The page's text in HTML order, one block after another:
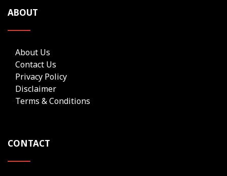
ABOUT
About Us
Contact Us
Privacy Policy
Disclaimer
Terms & Conditions
CONTACT